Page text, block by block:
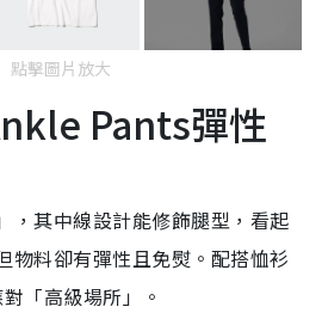
點擊圖片放大
Pants彈性
，其中線設計能修飾腿型，看起
物料卻有彈性且免熨。配搭恤衫
「高級場所」。